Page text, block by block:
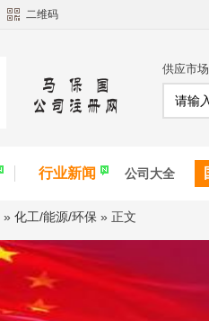
二维码
供应市场
行业新闻 公司大全
» 化工/能源/环保 » 正文